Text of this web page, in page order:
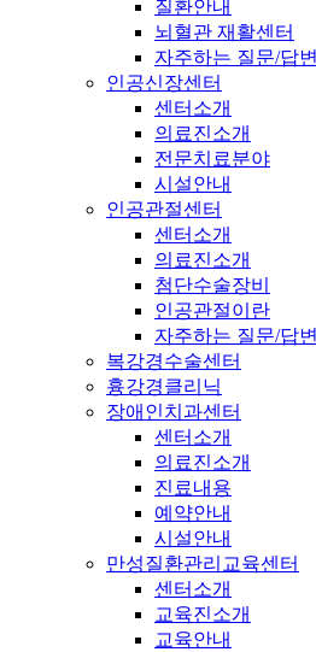
질환안내
뇌혈관 재활센터
자주하는 질문/답변
인공신장센터
센터소개
의료진소개
전문치료분야
시설안내
인공관절센터
센터소개
의료진소개
첨단수술장비
인공관절이란
자주하는 질문/답변
복강경수술센터
흉강경클리닉
장애인치과센터
센터소개
의료진소개
진료내용
예약안내
시설안내
만성질환관리교육센터
센터소개
교육진소개
교육안내